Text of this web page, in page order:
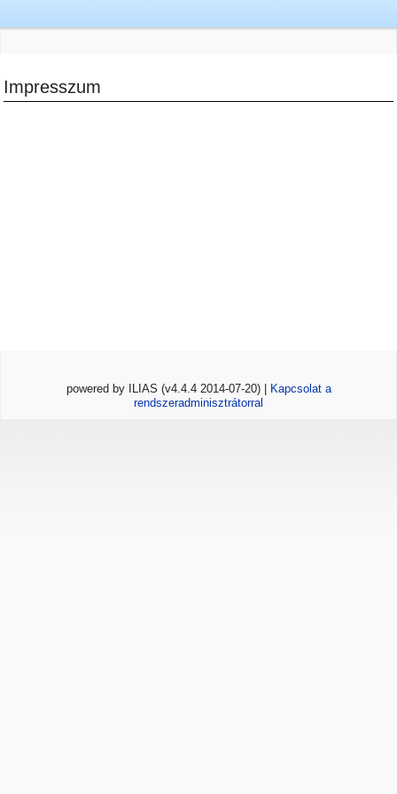
Impresszum
powered by ILIAS (v4.4.4 2014-07-20) |
Kapcsolat a
rendszeradminisztrátorral